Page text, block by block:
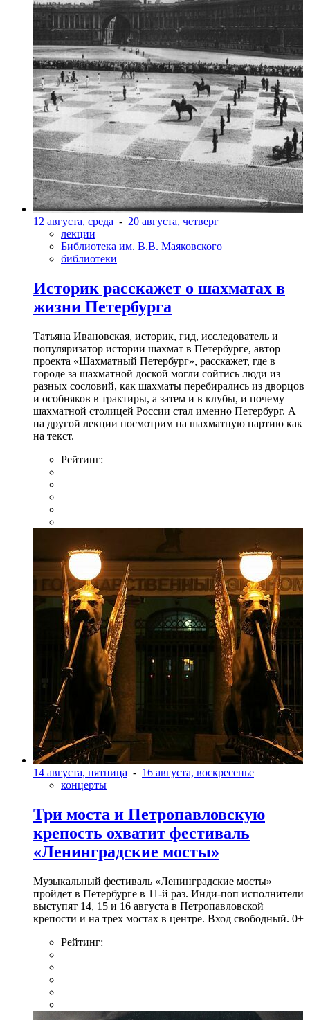
12 августа, среда - 20 августа, четверг
лекции
Библиотека им. В.В. Маяковского
библиотеки
Историк расскажет о шахматах в
жизни Петербурга
Татьяна Ивановская, историк, гид, исследователь и
популяризатор истории шахмат в Петербурге, автор
проекта «Шахматный Петербург», расскажет, где в
городе за шахматной доской могли сойтись люди из
разных сословий, как шахматы перебирались из дворцов
и особняков в трактиры, а затем и в клубы, и почему
шахматной столицей России стал именно Петербург. А
на другой лекции посмотрим на шахматную партию как
на текст.
Рейтинг:
14 августа, пятница - 16 августа, воскресенье
концерты
Три моста и Петропавловскую
крепость охватит фестиваль
«Ленинградские мосты»
Музыкальный фестиваль «Ленинградские мосты»
пройдет в Петербурге в 11-й раз. Инди-поп исполнители
выступят 14, 15 и 16 августа в Петропавловской
крепости и на трех мостах в центре. Вход свободный. 0+
Рейтинг: